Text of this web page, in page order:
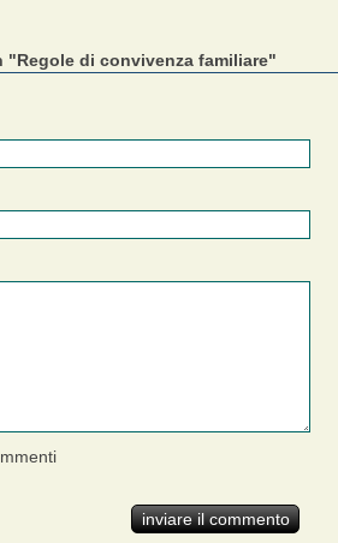
di convivenza familiare"